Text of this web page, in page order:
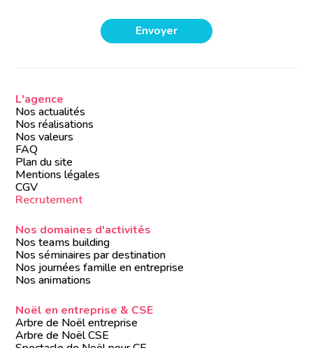
L'agence
Nos actualités
Nos réalisations
Nos valeurs
FAQ
Plan du site
Mentions légales
CGV
Recrutement
Nos domaines d'activités
Nos teams building
Nos séminaires par destination
Nos journées famille en entreprise
Nos animations
Noël en entreprise & CSE
Arbre de Noël entreprise
Arbre de Noël CSE